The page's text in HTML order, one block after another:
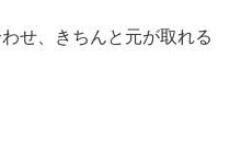
せ、きちんと元が取れる